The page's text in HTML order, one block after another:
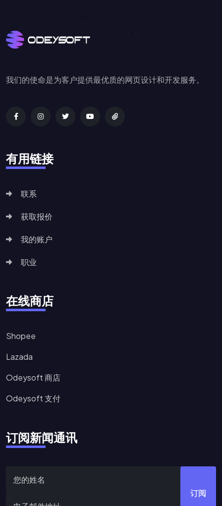
我们的使命是为客户提供最优质的网页设计和开发服务。
有用链接
联系
获取报价
我的账户
职业
在线商店
Shopee
Lazada
Odeysoft 商店
Odeysoft 支付
订阅新闻通讯
订阅